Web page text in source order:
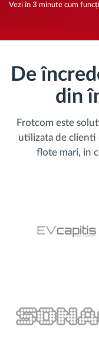
Vezi în 3 minute cum
De
din
Frotcom este
utilizata de clienti
flote mari, in